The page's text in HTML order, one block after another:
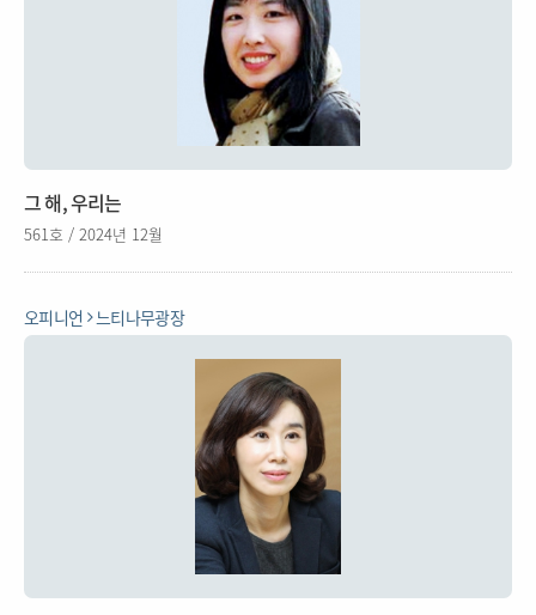
그 해, 우리는
561호 / 2024년 12월
오피니언 느티나무광장